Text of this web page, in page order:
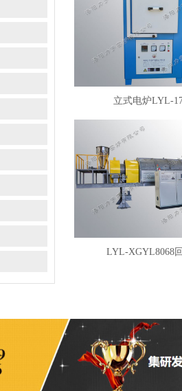
立式电炉LYL-
LYL-XGYL8068